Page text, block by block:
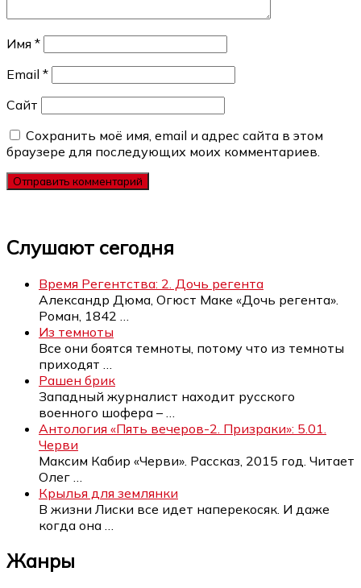
Имя *
Email *
Сайт
Сохранить моё имя, email и адрес сайта в этом
браузере для последующих моих комментариев.
Слушают сегодня
Время Регентства: 2. Дочь регента
Александр Дюма, Огюст Маке «Дочь регента».
Роман, 1842
Из темноты
Все они боятся темноты, потому что из темноты
приходят
Рашен брик
Западный журналист находит русского
военного шофера –
Антология «Пять вечеров-2. Призраки»: 5.01.
Черви
Максим Кабир «Черви». Рассказ, 2015 год. Читает
Олег
Крылья для землянки
В жизни Лиски все идет наперекосяк. И даже
когда она
Жанры